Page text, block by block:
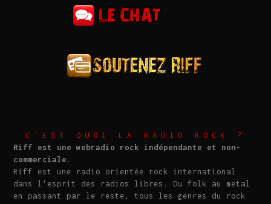
C'EST QUOI LA RADIO ROCK ?
Riff est une webradio rock indépendante et non-
commerciale.
Riff est une radio orientée rock international
dans l'esprit des radios libres. Du folk au metal
en passant par le reste, tous les genres du rock